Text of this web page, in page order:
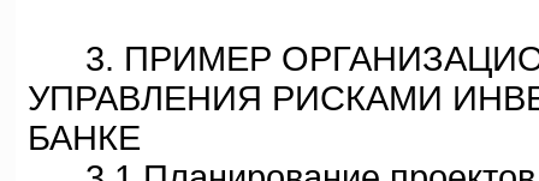
3. ПРИМЕР
УПРАВЛЕНИЯ РИСКАМИ
БАНКЕ